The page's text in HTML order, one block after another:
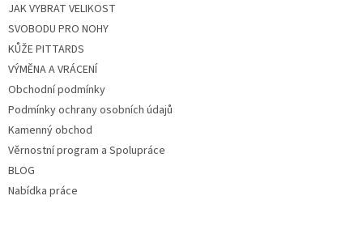
JAK VYBRAT VELIKOST
SVOBODU PRO NOHY
KŮŽE PITTARDS
VÝMĚNA A VRÁCENÍ
Obchodní podmínky
Podmínky ochrany osobních údajů
Kamenný obchod
Věrnostní program a Spolupráce
BLOG
Nabídka práce